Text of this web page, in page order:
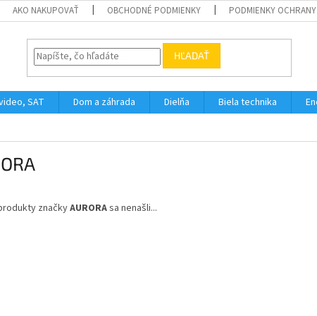
AKO NAKUPOVAŤ OBCHODNÉ PODMIENKY PODMIENKY OCHRANY
HĽADAŤ
SAT Dom a záhrada Dielňa Biela technika
značkyAURORAsa nenašli...